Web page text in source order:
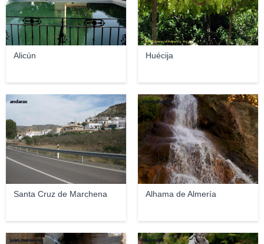
Alicún Huécija
Santa Cruz de Marchena
andarax
Alhama de Almería
juanfralhama
juan menéndez Namanhar